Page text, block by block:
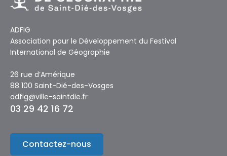
ADFIG
Association pour le Développement du Festival
International de Géographie
26 rue d’Amérique
88 100 Saint-Dié-des-Vosges
adfig@ville-saintdie.fr
03 29 42 16 72
Contactez-nous